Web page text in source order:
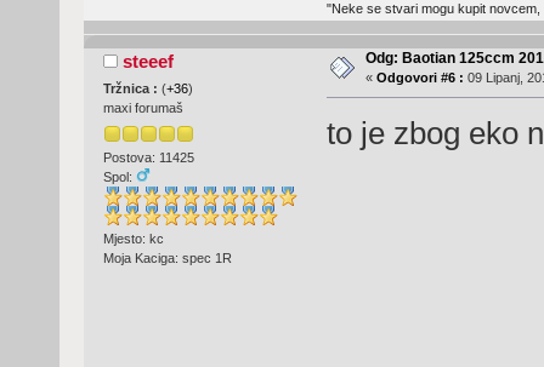
"Neke se stvari mogu kupit
steeef
Tržnica : (+36)
maxi forumaš
Postova: 11425
Spol:
Mjesto: kc
Moja Kaciga: spec 1R
Odg: Baotian 125ccm
« Odgovori #6 : 09 Lipanj,
to je zbog eko